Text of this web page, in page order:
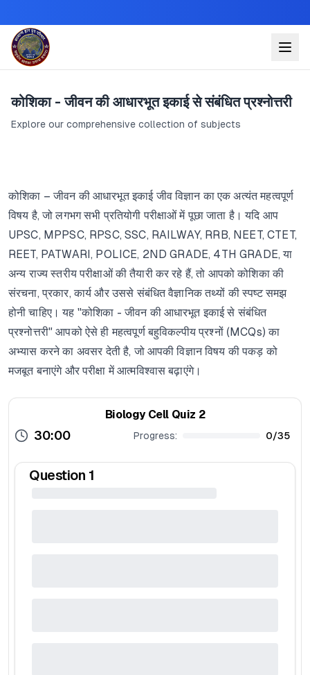
कोशिका - जीवन की आधारभूत इकाई से संबंधित प्रश्नोत्तरी
Explore our comprehensive collection of subjects
कोशिका – जीवन की आधारभूत इकाई जीव विज्ञान का एक अत्यंत महत्वपूर्ण
विषय है, जो लगभग सभी प्रतियोगी परीक्षाओं में पूछा जाता है। यदि आप
UPSC, MPPSC, RPSC, SSC, RAILWAY, RRB, NEET, CTET,
REET, PATWARI, POLICE, 2ND GRADE, 4TH GRADE, या
अन्य राज्य स्तरीय परीक्षाओं की तैयारी कर रहे हैं, तो आपको कोशिका की
संरचना, प्रकार, कार्य और उससे संबंधित वैज्ञानिक तथ्यों की स्पष्ट समझ
होनी चाहिए। यह "कोशिका - जीवन की आधारभूत इकाई से संबंधित
प्रश्नोत्तरी" आपको ऐसे ही महत्वपूर्ण बहुविकल्पीय प्रश्नों (MCQs) का
अभ्यास करने का अवसर देती है, जो आपकी विज्ञान विषय की पकड़ को
मजबूत बनाएंगे और परीक्षा में आत्मविश्वास बढ़ाएंगे।
Biology Cell Quiz 2
30:00 Progress: 0/35
Question 1